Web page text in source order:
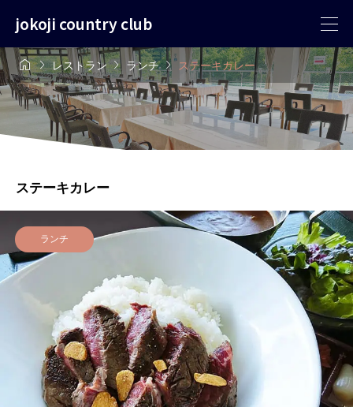
jokoji country club
レストラン ランチステーキカレー
ステーキカレー
ランチ